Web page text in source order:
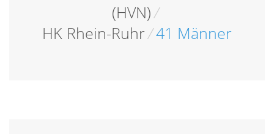
(HVN)/
HK Rhein-Ruhr/41 Männer